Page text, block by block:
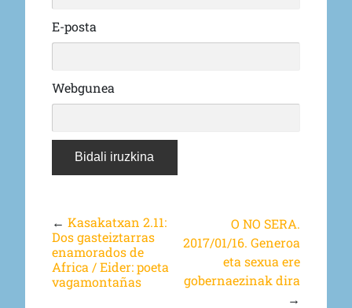
E-posta
Webgunea
← Kasakatxan 2.11:
Dos gasteiztarras
enamorados de
Africa / Eider: poeta
vagamontañas
O NO SERA.
2017/01/16. Generoa
eta sexua ere
gobernaezinak dira
→